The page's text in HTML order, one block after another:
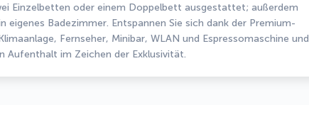
Einzelbetten oder einem Doppelbett ausgestattet; außerdem
eigenes Badezimmer. Entspannen Sie sich dank der Premium-
Fernseher, Minibar, WLAN und Espressomaschine und
Aufenthalt im Zeichen der Exklusivität.